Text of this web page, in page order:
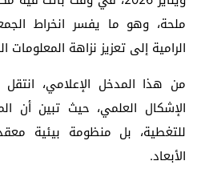
ملحة، وهو ما يفسر انخراط
الرامية إلى تعزيز نزاهة المعلومات
من هذا المدخل الإعلامي،
الإشكال العلمي، حيث تبين أن
للتغطية، بل منظومة بيئية
الأبعاد.